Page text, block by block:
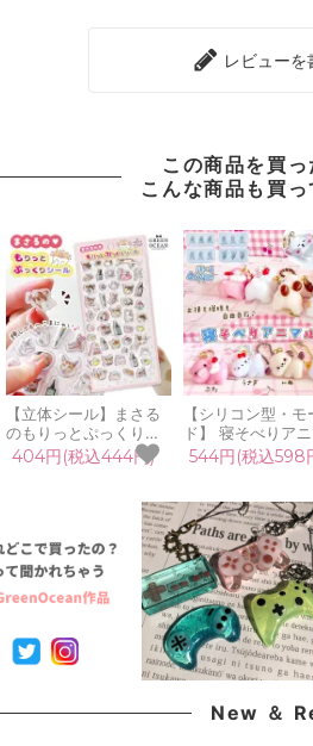
レビューを
この商品を買っ
こんな商品も買
【立体シール】まさる
のもりっとぷっくりシ
ール 3D立体シール キ
ャラクター ネコ 猫 透
ル かわいいシール シー
GreenOceanオリジナ
ル♪
404円(税込444円)
【シリコン型・モ
ド】 寝そべりア
ズ シリコンモール
ジン型 動物 猫 ね
ダー デコパーツ 立
3d UVレジン LED
クラフト 《選べ
種》
544円(税込598
New ＆